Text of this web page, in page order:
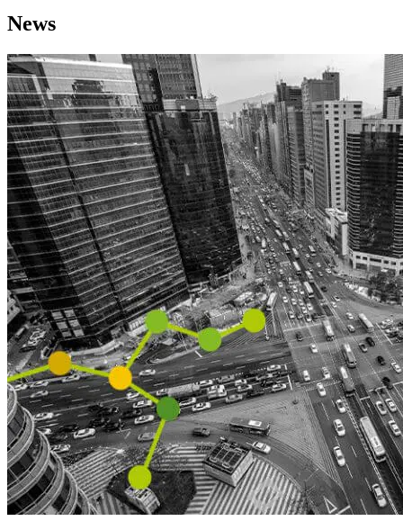
News